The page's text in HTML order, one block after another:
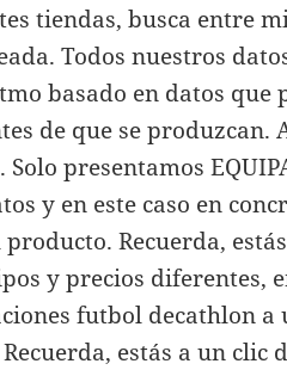
tiendas, busca entre
Todos nuestros
basado en datos que
de que se produzcan.
presentamos
y en este caso en
Recuerda,
y precios diferentes,
futbol decathlon a
estás a un clic